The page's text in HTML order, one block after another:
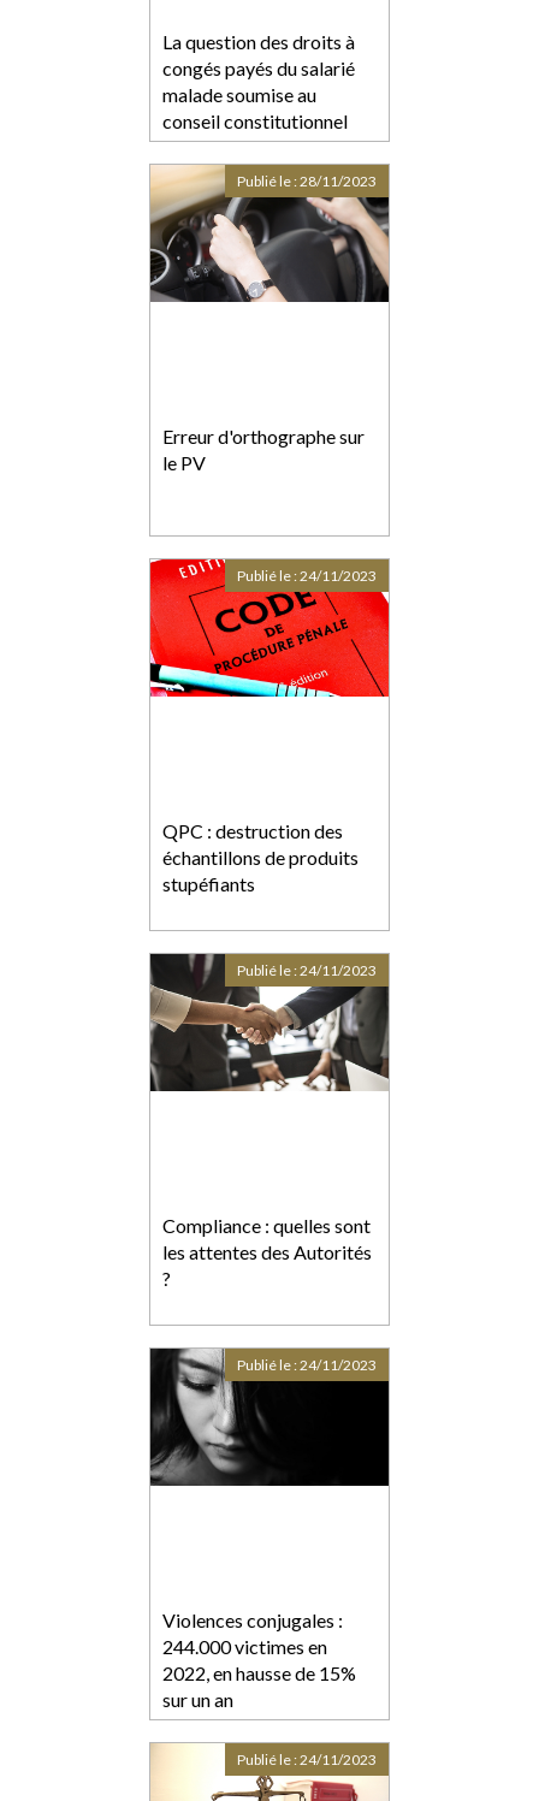
La question des droits à
congés payés du salarié
malade soumise au
conseil constitutionnel
Erreur d'orthographe sur
le PV
Publié le :28/11/2023
QPC : destruction des
échantillons de produits
stupéfiants
Publié le :24/11/2023
Compliance : quelles sont
les attentes des Autorités
?
Publié le :24/11/2023
Violences conjugales :
244.000 victimes en
2022, en hausse de 15%
sur un an
Publié le :24/11/2023
Publié le :24/11/2023